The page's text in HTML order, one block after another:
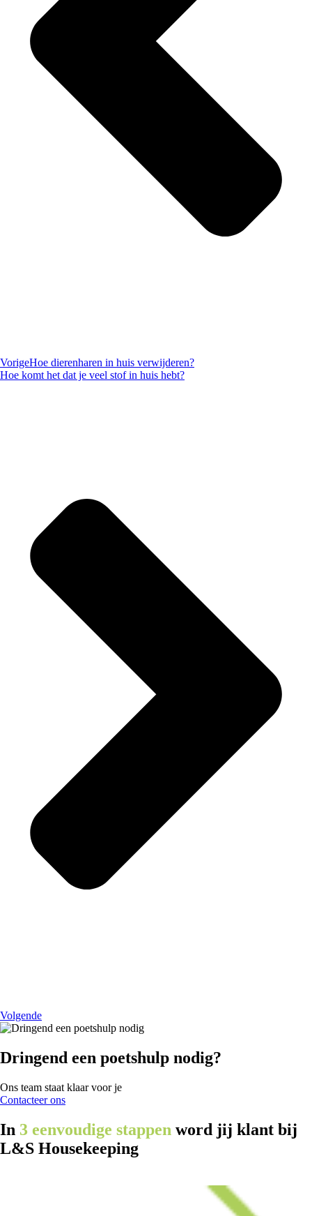
VorigeHoe dierenharen in huis verwijderen?
Hoe komt het dat je veel stof in huis hebt?
Volgende
Dringend een poetshulp nodig?
Ons team staat klaar voor je
Contacteer ons
In 3 eenvoudige stappen word jij klant bij
L&S Housekeeping